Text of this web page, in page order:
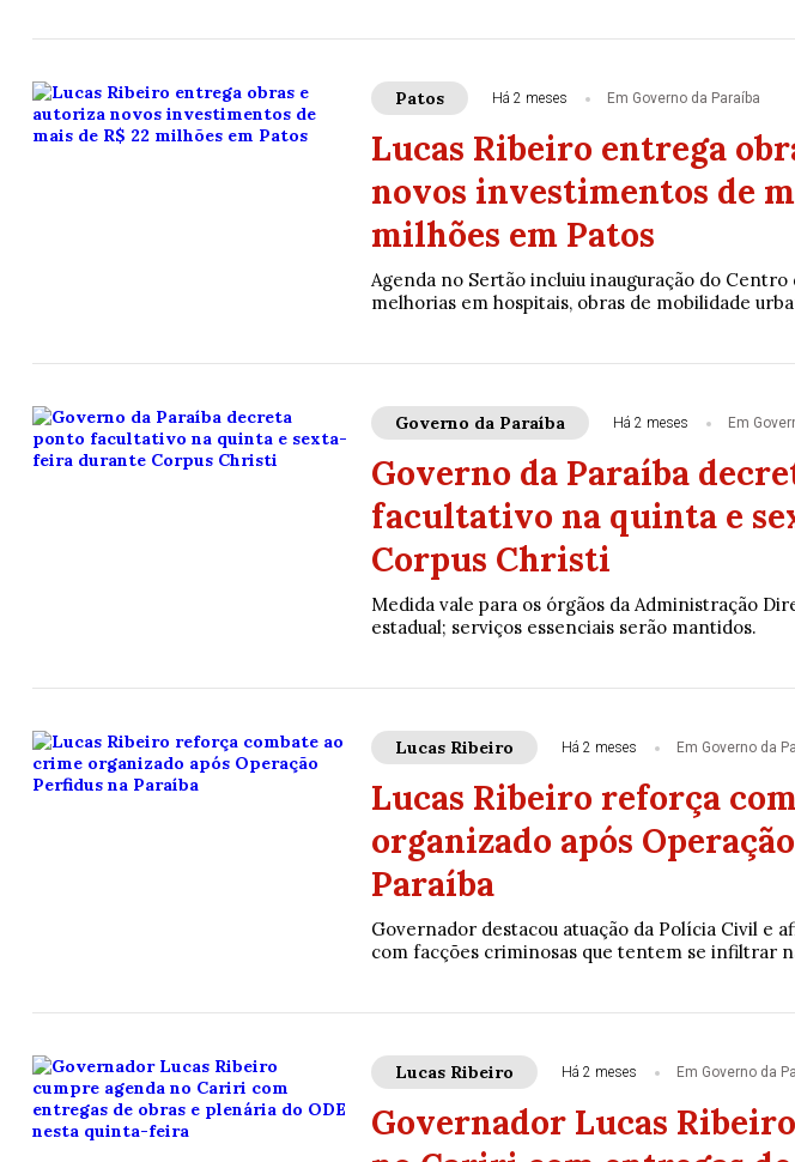
Patos Há 2 meses Em Governo da Paraíba
Lucas Ribeiro entrega
novos investimentos de
milhões em Patos
Agenda no Sertão incluiu inauguração do
melhorias em hospitais, obras de mobilidade
Governo da Paraíba Há 2 meses Em
Governo da Paraíba
facultativo na quinta e
Corpus Christi
Medida vale para os órgãos da Administração
estadual; serviços essenciais serão mantidos.
Lucas Ribeiro Há 2 meses Em Governo da
Lucas Ribeiro reforça
organizado após
Paraíba
Governador destacou atuação da Polícia Civil e
com facções criminosas que tentem se infiltrar
Lucas Ribeiro Há 2 meses Em Governo da
Governador Lucas